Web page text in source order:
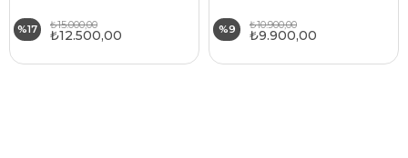
%17 ₺12.500,00
₺15.000,00 %9 ₺9.900,00
₺10.900,00